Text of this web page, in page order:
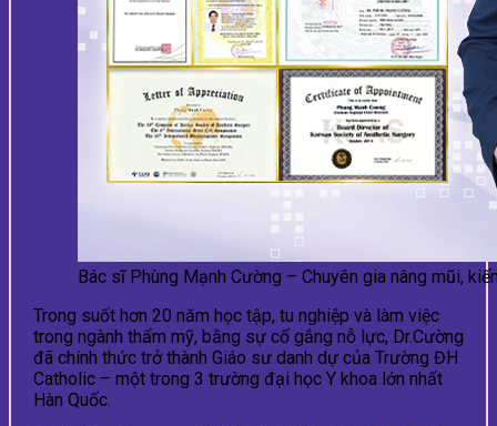
Bác sĩ Phùng Mạnh Cường – Chuyên gia nâng mũi,
Trong suốt hơn 20 năm học tập, tu nghiệp và làm việc
trong ngành thẩm mỹ, bằng sự cố gắng nỗ lực, Dr.Cường
đã chính thức trở thành Giáo sư danh dự của Trường ĐH
Catholic – một trong 3 trường đại học Y khoa lớn nhất
Hàn Quốc.